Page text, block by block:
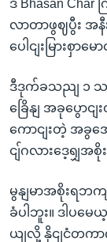
ဒီ Bhasan
လာတာဖွဈပွီး အနီး
ပေါငျးမြားစှာမ
ဒီဒုက်ခသညျ ၁ သန
ခြေိနျ အခုပွော
ကောငျးတဲ့ အခွ
ငျ်ဂလားဒေ့ရျှ
မွနျမာအစိုးရဘ
ခံပါဘူး။ ဒါပ
ယျလို့ နိုငျငံတက